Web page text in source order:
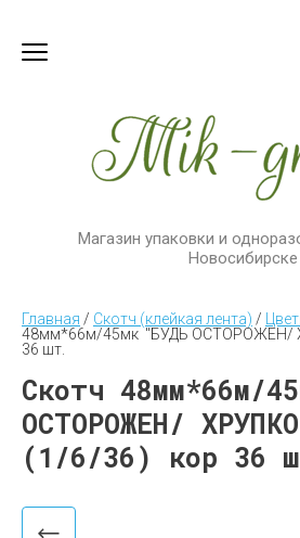
Магазин упаковки и
Новосибирске
Главная / Скотч (клейкая лента) /
48мм*66м/45мк  "БУДЬ ОСТОРОЖЕН/
36 шт.
Скотч 48мм*66м/
ОСТОРОЖЕН/
(1/6/36) кор 36